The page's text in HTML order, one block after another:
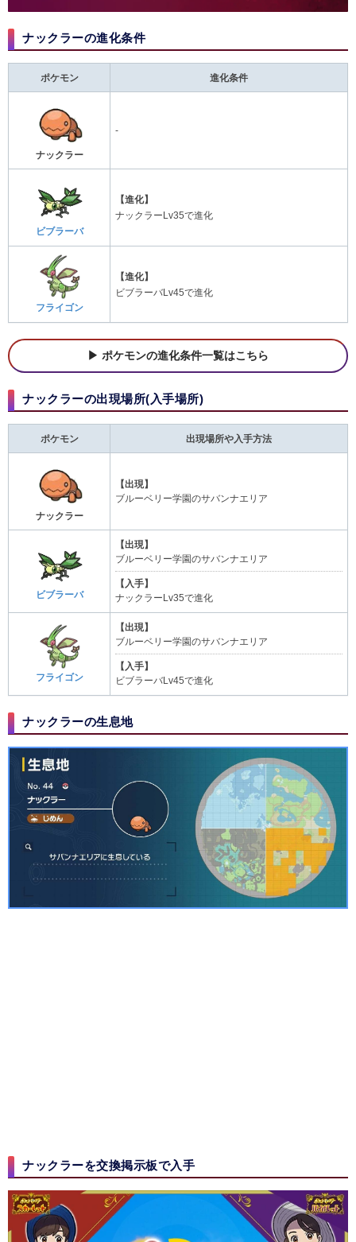
ナックラーの進化条件
ポケモン 進化条件
ナックラー
-
ビブラーバ
【進化】
ナックラーLv35で進化
フライゴン
【進化】
ビブラーバLv45で進化
ポケモンの進化条件一覧はこちら
ナックラーの出現場所(入手場所)
ポケモン 出現場所や入手方法
ナックラー
【出現】
ブルーベリー学園のサバンナエリア
ビブラーバ
【出現】
ブルーベリー学園のサバンナエリア
【入手】
ナックラーLv35で進化
フライゴン
【出現】
ブルーベリー学園のサバンナエリア
【入手】
ビブラーバLv45で進化
ナックラーの生息地
ナックラーを交換掲示板で入手